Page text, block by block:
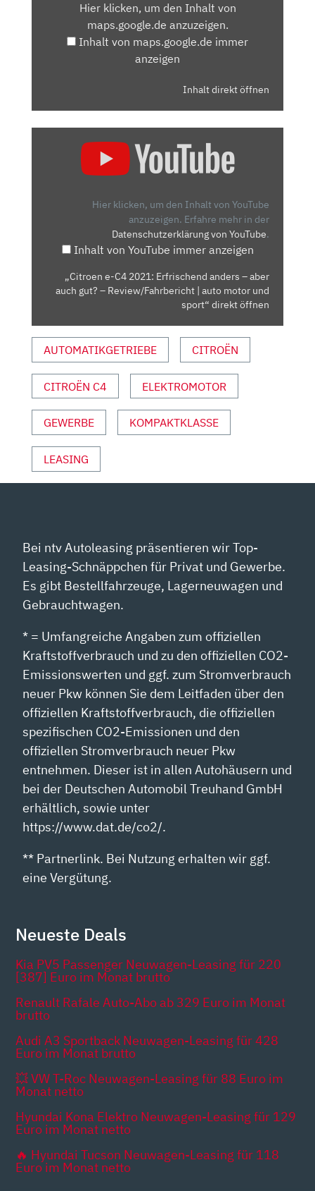
MAPS.GOOGLE.DEHier klicken, um den Inhalt von
maps.google.de anzuzeigen.
Inhalt von maps.google.de immer
anzeigen
Inhalt direkt öffnen
ERFRISCHEND
GUT?
|
AUTO
MOTOR
UND
VON
YOUTUBE
ANZEIGEN
Hier klicken, um den Inhalt von YouTube
anzuzeigen. Erfahre mehr in der
Datenschutzerklärung von YouTube.
Inhalt von YouTube immer anzeigen
„Citroen e-C4 2021: Erfrischend anders – aber
auch gut? – Review/Fahrbericht | auto motor und
sport“ direkt öffnen
AUTOMATIKGETRIEBE CITROËN
CITROËN C4 ELEKTROMOTOR
GEWERBE KOMPAKTKLASSE
LEASING
Bei ntv Autoleasing präsentieren wir Top-
Leasing-Schnäppchen für Privat und Gewerbe.
Es gibt Bestellfahrzeuge, Lagerneuwagen und
Gebrauchtwagen.
* = Umfangreiche Angaben zum offiziellen
Kraftstoffverbrauch und zu den offiziellen CO2-
Emissionswerten und ggf. zum Stromverbrauch
neuer Pkw können Sie dem Leitfaden über den
offiziellen Kraftstoffverbrauch, die offiziellen
spezifischen CO2-Emissionen und den
offiziellen Stromverbrauch neuer Pkw
entnehmen. Dieser ist in allen Autohäusern und
bei der Deutschen Automobil Treuhand GmbH
erhältlich, sowie unter
https://www.dat.de/co2/.
** Partnerlink. Bei Nutzung erhalten wir ggf.
eine Vergütung.
Neueste Deals
Kia PV5 Passenger Neuwagen-Leasing für 220
[387] Euro im Monat brutto
Renault Rafale Auto-Abo ab 329 Euro im Monat
brutto
Audi A3 Sportback Neuwagen-Leasing für 428
Euro im Monat brutto
💥 VW T-Roc Neuwagen-Leasing für 88 Euro im
Monat netto
Hyundai Kona Elektro Neuwagen-Leasing für 129
Euro im Monat netto
🔥 Hyundai Tucson Neuwagen-Leasing für 118
Euro im Monat netto